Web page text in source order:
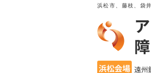
浜松市、藤枝、袋